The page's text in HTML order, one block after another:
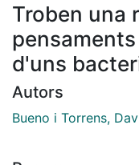
Troben una
d'uns
Autors
Bueno i Torrens,